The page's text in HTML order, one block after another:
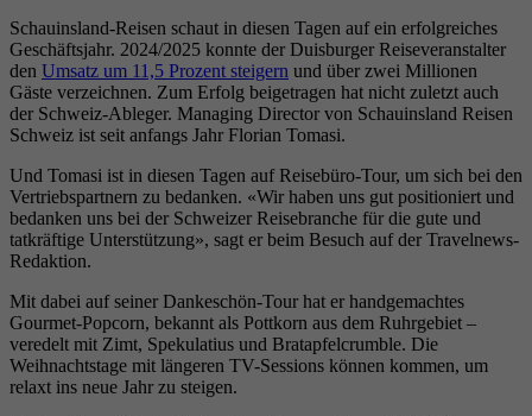
Schauinsland-Reisen schaut in diesen Tagen auf ein erfolgreiches
Geschäftsjahr. 2024/2025 konnte der Duisburger Reiseveranstalter
den Umsatz um 11,5 Prozent steigern und über zwei Millionen
Gäste verzeichnen. Zum Erfolg beigetragen hat nicht zuletzt auch
der Schweiz-Ableger. Managing Director von Schauinsland Reisen
Schweiz ist seit anfangs Jahr Florian Tomasi.
Und Tomasi ist in diesen Tagen auf Reisebüro-Tour, um sich bei den
Vertriebspartnern zu bedanken. «Wir haben uns gut positioniert und
bedanken uns bei der Schweizer Reisebranche für die gute und
tatkräftige Unterstützung», sagt er beim Besuch auf der Travelnews-
Redaktion.
Mit dabei auf seiner Dankeschön-Tour hat er handgemachtes
Gourmet-Popcorn, bekannt als Pottkorn aus dem Ruhrgebiet –
veredelt mit Zimt, Spekulatius und Bratapfelcrumble. Die
Weihnachtstage mit längeren TV-Sessions können kommen, um
relaxt ins neue Jahr zu steigen.